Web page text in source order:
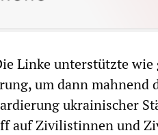
Linke unterstützte
um dann mahnend
ukrainischer
auf Zivilistinnen und